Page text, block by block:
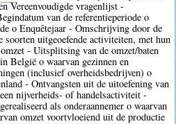
Vereenvoudigde vragenlijst -
van de referentieperiode o
o Enquêtejaar - Omschrijving door de
soorten uitgeoefende activiteiten, met hun
- Uitsplitsing van de omzet/baten
België o waarvan gezinnen en
(inclusief overheidsbedrijven) o
- Ontvangsten uit de uitoefening van
nijverheids- of handelsactiviteit -
als onderaannemer o waarvan
omzet voortvloeiend uit de productie